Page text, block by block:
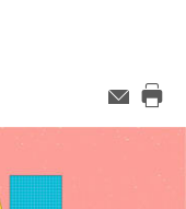
Adresse